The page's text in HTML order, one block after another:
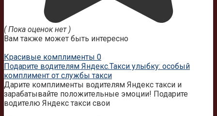
( Пока оценок нет )
Вам также может быть интересно
Красивые комплименты 0
Подарите водителям Яндекс.Такси улыбку: особый
комплимент от службы такси
Дарите комплименты водителям Яндекс такси и
зарабатывайте положительные эмоции! Подарите
водителю Яндекс такси свои